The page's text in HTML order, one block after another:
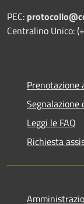
PEC:
Centralino Unico:
Prenotazione
Segnalazione
Leggi le FAQ
Richiesta